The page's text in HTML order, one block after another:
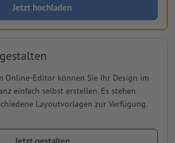
Jetzt hochladen
Online-Editor können Sie Ihr Design im
einfach selbst erstellen. Es stehen
Layoutvorlagen zur Verfügung.